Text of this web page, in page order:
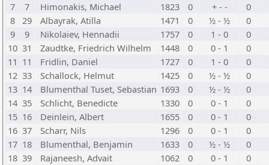
7
7 Himonakis, Michael 1823 0 + - -
0
8
29 Albayrak, Atilla 1471 0 ½ - ½
0
9
9 Nikolaiev, Hennadii 1757 0 1 - 0
0
10 31 Zaudtke, Friedrich Wilhelm 1448 0 0 - 1
0
11 11 Fridlin, Daniel 1727 0 1 - 0
0
12 33 Schallock, Helmut 1425 0 ½ - ½
0
13 14 Blumenthal Tuset, Sebastian 1693 0 ½ - ½
0
14 35 Schlicht, Benedicte 1330 0 0 - 1
0
15 16 Deinlein, Albert 1655 0 0 - 1
0
16 37 Scharr, Nils 1296 0 0 - 1
0
17 18 Blumenthal, Benjamin 1633 0 ½ - ½
0
18 39 Rajaneesh, Advait 1062 0 0 - 1
0